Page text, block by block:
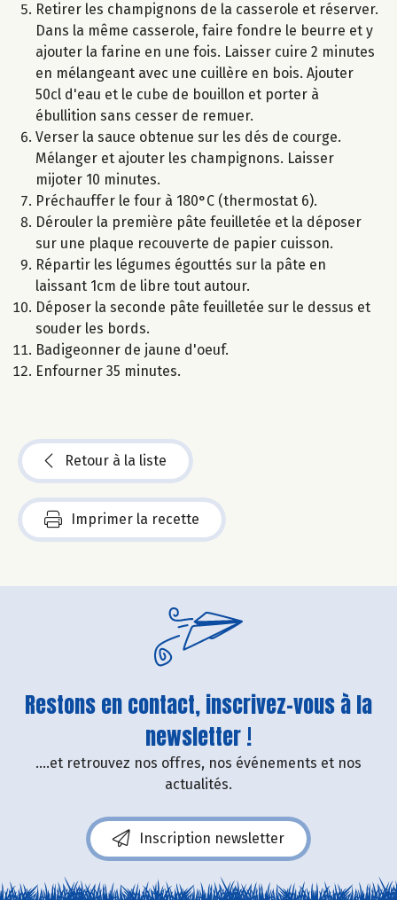
Retirer les champignons de la casserole et réserver.
Dans la même casserole, faire fondre le beurre et y
ajouter la farine en une fois. Laisser cuire 2 minutes
en mélangeant avec une cuillère en bois. Ajouter
50cl d'eau et le cube de bouillon et porter à
ébullition sans cesser de remuer.
Verser la sauce obtenue sur les dés de courge.
Mélanger et ajouter les champignons. Laisser
mijoter 10 minutes.
Préchauffer le four à 180°C (thermostat 6).
Dérouler la première pâte feuilletée et la déposer
sur une plaque recouverte de papier cuisson.
Répartir les légumes égouttés sur la pâte en
laissant 1cm de libre tout autour.
Déposer la seconde pâte feuilletée sur le dessus et
souder les bords.
Badigeonner de jaune d'oeuf.
Enfourner 35 minutes.
Retour à la liste
Imprimer la recette
Restons en contact, inscrivez-vous à la
newsletter !
....et retrouvez nos offres, nos événements et nos
actualités.
Inscription newsletter